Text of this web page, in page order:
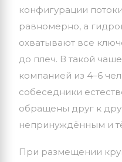
конфигурации потоки
равномерно, а
охватывают все
до плеч. В такой чаше
компанией из 4–6
собеседники
обращены друг к
непринуждённым и
При размещении